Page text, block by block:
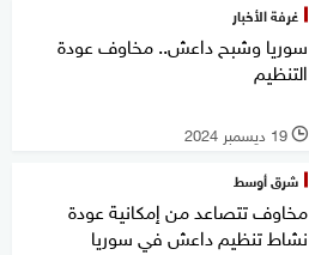
غرفة الأخبار
سوريا وشبح داعش.. مخاوف عودة
التنظيم
l 19 ديسمبر 2024
شرق أوسط
مخاوف تتصاعد من إمكانية عودة
نشاط تنظيم داعش في سوريا